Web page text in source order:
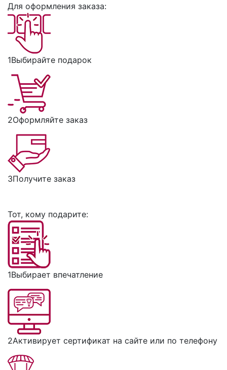
Для оформления заказа:
1Выбирайте подарок
2Оформляйте заказ
3Получите заказ
Тот, кому подарите:
1Выбирает впечатление
2Активирует сертификат на сайте или по телефону